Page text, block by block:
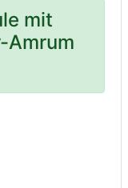
mit
Amrum